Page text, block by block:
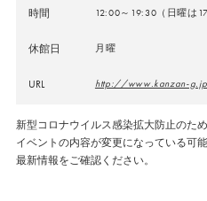
時間 12:00～19:30（日曜は
休館日 月曜
URL http://www.kanzan-
新型コロナウイルス感染拡大防止のた
イベントの内容が変更になっている可
最新情報をご確認ください。